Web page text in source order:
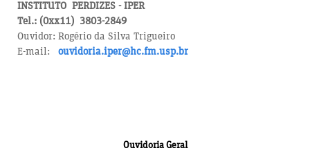
INSTITUTO PERDIZES - IPER
Tel.: (0xx11) 3803-2849
Ouvidor: Rogério da Silva Trigueiro
E-mail: ouvidoria.iper@hc.fm.usp.br
Ouvidoria Geral